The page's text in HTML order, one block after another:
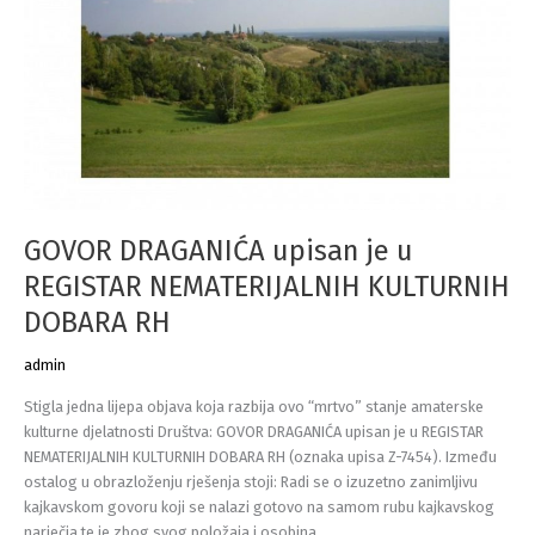
GOVOR DRAGANIĆA upisan je u
REGISTAR NEMATERIJALNIH KULTURNIH
DOBARA RH
admin
Stigla jedna lijepa objava koja razbija ovo “mrtvo” stanje amaterske
kulturne djelatnosti Društva: GOVOR DRAGANIĆA upisan je u REGISTAR
NEMATERIJALNIH KULTURNIH DOBARA RH (oznaka upisa Z-7454). Između
ostalog u obrazloženju rješenja stoji: Radi se o izuzetno zanimljivu
kajkavskom govoru koji se nalazi gotovo na samom rubu kajkavskog